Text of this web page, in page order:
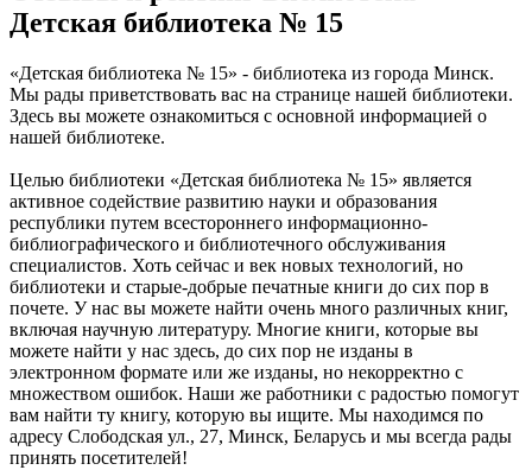
Детская библиотека № 15
«Детская библиотека № 15» - библиотека из города Минск.
Мы рады приветствовать вас на странице нашей библиотеки.
Здесь вы можете ознакомиться с основной информацией о
нашей библиотеке.
Целью библиотеки «Детская библиотека № 15» является
активное содействие развитию науки и образования
республики путем всестороннего информационно-
библиографического и библиотечного обслуживания
специалистов. Хоть сейчас и век новых технологий, но
библиотеки и старые-добрые печатные книги до сих пор в
почете. У нас вы можете найти очень много различных книг,
включая научную литературу. Многие книги, которые вы
можете найти у нас здесь, до сих пор не изданы в
электронном формате или же изданы, но некорректно с
множеством ошибок. Наши же работники с радостью помогут
вам найти ту книгу, которую вы ищите. Мы находимся по
адресу Слободская ул., 27, Минск, Беларусь и мы всегда рады
принять посетителей!